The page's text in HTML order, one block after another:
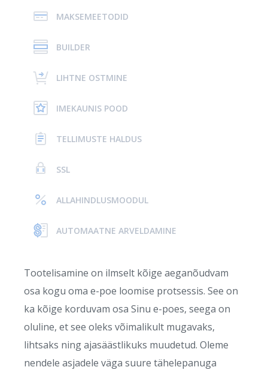
MAKSEMEETODID
BUILDER
LIHTNE OSTMINE
IMEKAUNIS POOD
TELLIMUSTE HALDUS
SSL
ALLAHINDLUSMOODUL
AUTOMAATNE ARVELDAMINE
Tootelisamine on ilmselt kõige aeganõudvam
osa kogu oma e-poe loomise protsessis. See on
ka kõige korduvam osa Sinu e-poes, seega on
oluline, et see oleks võimalikult mugavaks,
lihtsaks ning ajasäästlikuks muudetud. Oleme
nendele asjadele väga suure tähelepanuga